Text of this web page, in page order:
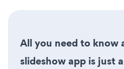
All you need to know
slideshow app is just